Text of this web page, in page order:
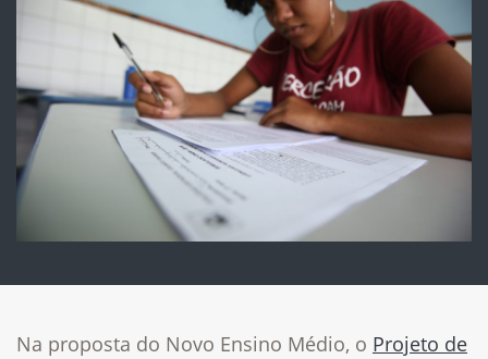
Na proposta do Novo Ensino Médio, o Projeto de